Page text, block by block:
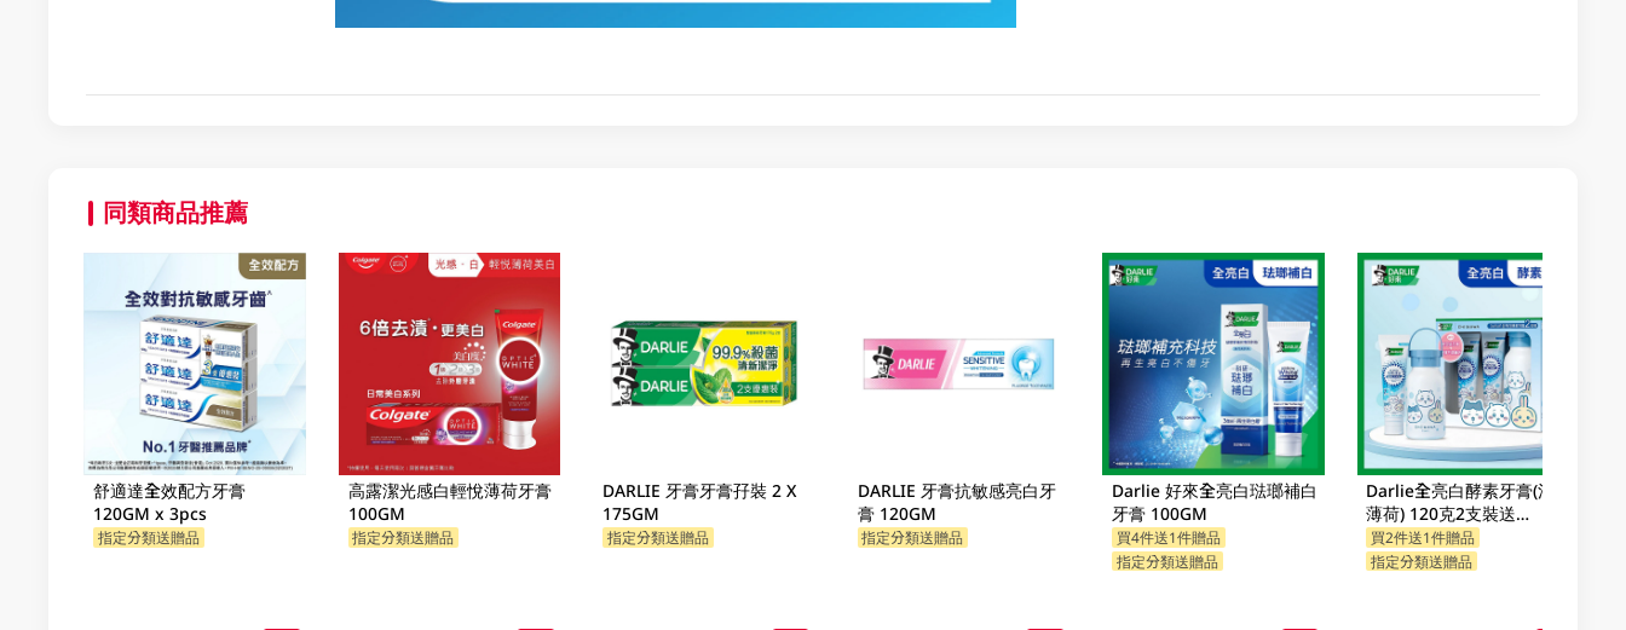
同類商品推薦
舒適達全效配方牙膏
120GM x 3pcs
指定分類送贈品
高露潔光感白輕悅薄荷牙膏
100GM
指定分類送贈品
DARLIE 牙膏牙膏孖裝 2 X
175GM
指定分類送贈品
DARLIE 牙膏抗敏感亮白牙
膏 120GM
指定分類送贈品
Darlie 好來全亮白琺瑯補白
牙膏 100GM
買4件送1件贈品
指定分類送贈品
Darlie全亮白酵素牙膏(清新
薄荷) 120克2支裝送
Chiikawa便攜不鏽鋼杯 1PK
買2件送1件贈品
指定分類送贈品